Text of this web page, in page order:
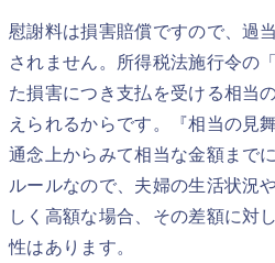
慰謝料は損害賠償ですので、過
されません。所得税法施行令の
た損害につき支払を受ける相当
えられるからです。『相当の見
通念上からみて相当な金額まで
ルールなので、夫婦の生活状況
しく高額な場合、その差額に対
性はあります。